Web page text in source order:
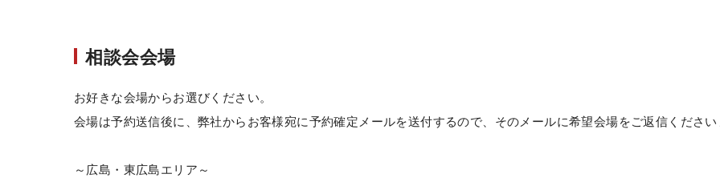
相談会会場
お好きな会場からお選びください。
会場は予約送信後に、弊社からお客様宛に予約確定メールを送付するので、そのメールに希望会場をご返信くださ
～広島・東広島エリア～